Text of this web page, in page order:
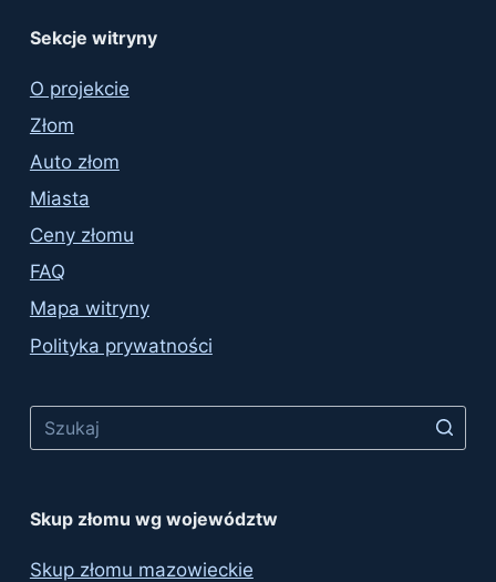
Sekcje witryny
O projekcie
Złom
Auto złom
Miasta
Ceny złomu
FAQ
Mapa witryny
Polityka prywatności
Skup złomu wg województw
Skup złomu mazowieckie